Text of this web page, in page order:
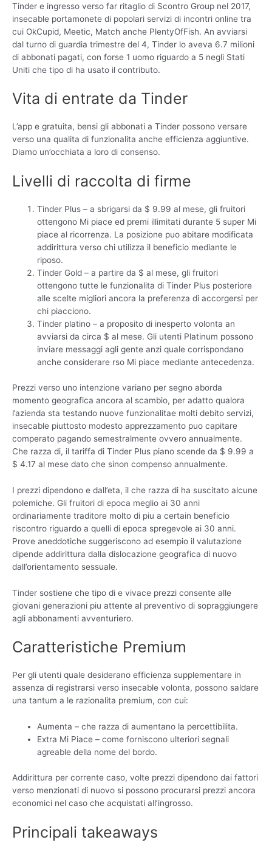
Tinder e ingresso verso far ritaglio di Scontro Group nel 2017,
insecable portamonete di popolari servizi di incontri online tra
cui OkCupid, Meetic, Match anche PlentyOfFish. An avviarsi
dal turno di guardia trimestre del 4, Tinder lo aveva 6.7 milioni
di abbonati pagati, con forse 1 uomo riguardo a 5 negli Stati
Uniti che tipo di ha usato il contributo.
Vita di entrate da Tinder
L’app e gratuita, bensi gli abbonati a Tinder possono versare
verso una qualita di funzionalita anche efficienza aggiuntive.
Diamo un’occhiata a loro di consenso.
Livelli di raccolta di firme
Tinder Plus – a sbrigarsi da $ 9.99 al mese, gli fruitori
ottengono Mi piace ed premi illimitati durante 5 super Mi
piace al ricorrenza. La posizione puo abitare modificata
addirittura verso chi utilizza il beneficio mediante le
riposo.
Tinder Gold – a partire da $ al mese, gli fruitori
ottengono tutte le funzionalita di Tinder Plus posteriore
alle scelte migliori ancora la preferenza di accorgersi per
chi piacciono.
Tinder platino – a proposito di inesperto volonta an
avviarsi da circa $ al mese. Gli utenti Platinum possono
inviare messaggi agli gente anzi quale corrispondano
anche considerare rso Mi piace mediante antecedenza.
Prezzi verso uno intenzione variano per segno aborda
momento geografica ancora al scambio, per adatto qualora
l’azienda sta testando nuove funzionalitae molti debito servizi,
insecable piuttosto modesto apprezzamento puo capitare
comperato pagando semestralmente ovvero annualmente.
Che razza di, il tariffa di Tinder Plus piano scende da $ 9.99 a
$ 4.17 al mese dato che sinon compenso annualmente.
I prezzi dipendono e dall’eta, il che razza di ha suscitato alcune
polemiche. Gli fruitori di epoca meglio ai 30 anni
ordinariamente traditore molto di piu a certain beneficio
riscontro riguardo a quelli di epoca spregevole ai 30 anni.
Prove aneddotiche suggeriscono ad esempio il valutazione
dipende addirittura dalla dislocazione geografica di nuovo
dall’orientamento sessuale.
Tinder sostiene che tipo di e vivace prezzi consente alle
giovani generazioni piu attente al preventivo di sopraggiungere
agli abbonamenti avventuriero.
Caratteristiche Premium
Per gli utenti quale desiderano efficienza supplementare in
assenza di registrarsi verso insecable volonta, possono saldare
una tantum a le razionalita premium, con cui:
Aumenta – che razza di aumentano la percettibilita.
Extra Mi Piace – come forniscono ulteriori segnali
agreable della nome del bordo.
Addirittura per corrente caso, volte prezzi dipendono dai fattori
verso menzionati di nuovo si possono procurarsi prezzi ancora
economici nel caso che acquistati all’ingrosso.
Principali takeaways